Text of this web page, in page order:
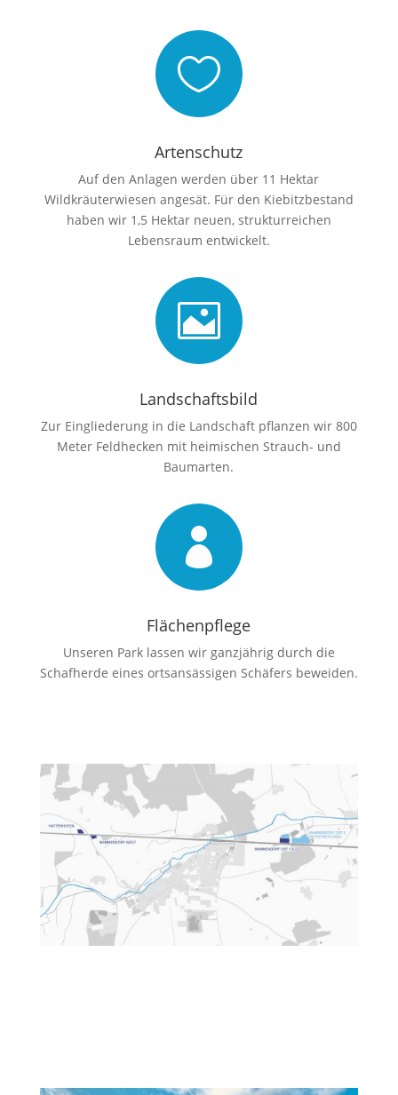

Artenschutz
Auf den Anlagen werden über 11 Hektar
Wildkräuterwiesen angesät. Für den Kiebitzbestand
haben wir 1,5 Hektar neuen, strukturreichen
Lebensraum entwickelt.

Landschaftsbild
Zur Eingliederung in die Landschaft pflanzen wir 800
Meter Feldhecken mit heimischen Strauch- und
Baumarten.

Flächenpflege
Unseren Park lassen wir ganzjährig durch die
Schafherde eines ortsansässigen Schäfers beweiden.